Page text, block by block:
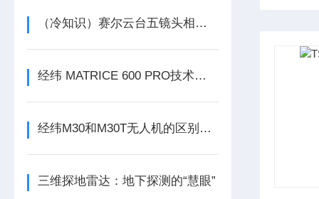
（冷知识）赛尔云台五镜头相机居然这么厉害
经纬 MATRICE 600 PRO技术参数
经纬M30和M30T无人机的区别全面解答
三维探地雷达：地下探测的“慧眼”